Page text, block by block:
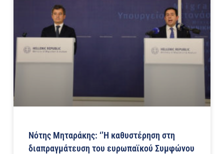
Νότης Μηταράκης: ‘’Η καθυστέρηση στη
διαπραγμάτευση του ευρωπαϊκού Συμφώνου